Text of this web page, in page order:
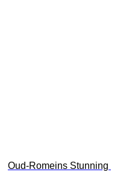
Oud-Romeins Stunning